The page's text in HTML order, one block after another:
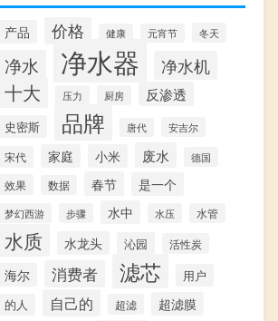
产品 价格 健康 元宵节 冬天
净水 净水器 净水机
十大 压力 厨房 反渗透
史密斯 品牌 唐代 安吉尔
宋代 家庭 小米 废水 德国
效果 数据 春节 是一个
梦幻西游 步骤 水中 水压 水管
水质 水龙头 沁园 活性炭
海尔 消费者 滤芯 用户
的人 自己的 超滤 超滤膜